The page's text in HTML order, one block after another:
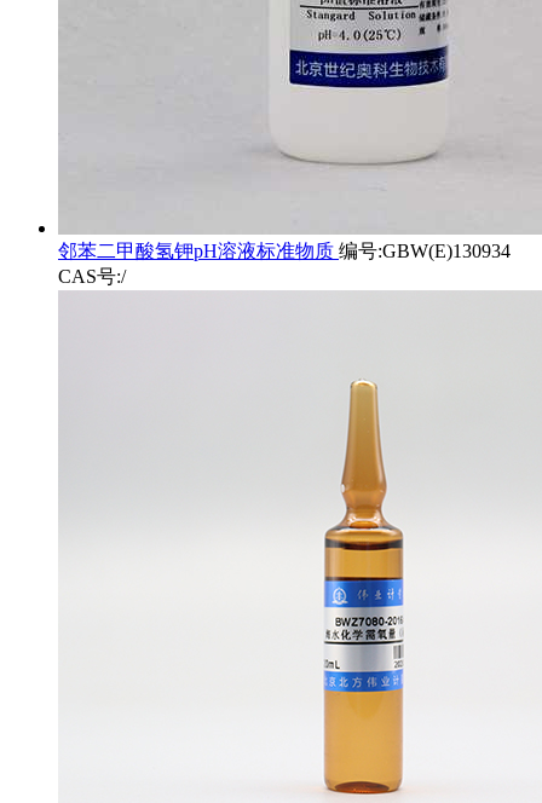
邻苯二甲酸氢钾pH溶液标准物质 编号:GBW(E)130934
CAS号:/